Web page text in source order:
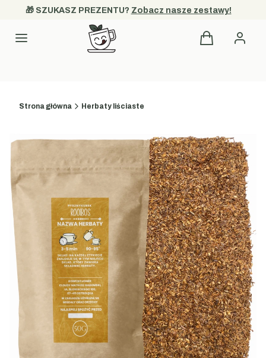
🎁 SZUKASZ PREZENTU? Zobacz nasze zestawy!
Kategorie Produkty w
Strona główna Herbaty liściaste